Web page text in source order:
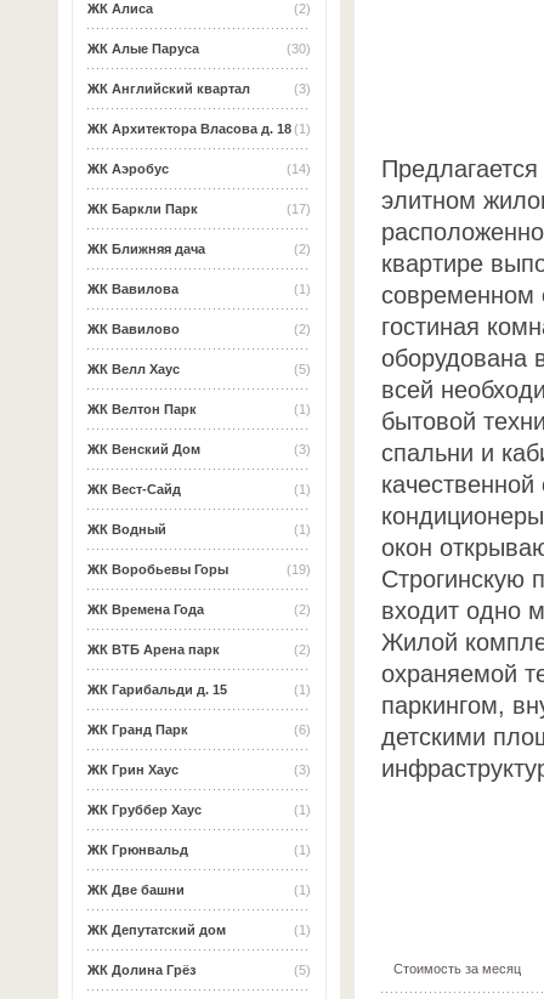
(2)
ЖК Алиса
(30)
ЖК Алые Паруса
(3)
ЖК Английский квартал
(1)
ЖК Архитектора Власова д. 18
(14)
ЖК Аэробус
(17)
ЖК Баркли Парк
(2)
ЖК Ближняя дача
(1)
ЖК Вавилова
(2)
ЖК Вавилово
(5)
ЖК Велл Хаус
(1)
ЖК Велтон Парк
(3)
ЖК Венский Дом
(1)
ЖК Вест-Сайд
(1)
ЖК Водный
(19)
ЖК Воробьевы Горы
(2)
ЖК Времена Года
(2)
ЖК ВТБ Арена парк
(1)
ЖК Гарибальди д. 15
(6)
ЖК Гранд Парк
(3)
ЖК Грин Хаус
(1)
ЖК Груббер Хаус
(1)
ЖК Грюнвальд
(1)
ЖК Две башни
(1)
ЖК Депутатский дом
(5)
ЖК Долина Грёз
элитном
квартире
современном
гостиная
оборудована
всей
бытовой
спальни и
окон
Строгинскую
входит одно
Жилой
охраняемой
паркингом,
детскими
Стоимость за месяц